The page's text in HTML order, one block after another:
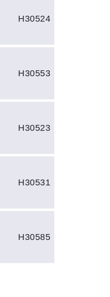
H30524
H30553
H30523
H30531
H30585